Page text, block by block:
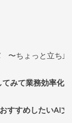
〜ちょっと立ち止
てみて業務効率化
すすめしたいAI文